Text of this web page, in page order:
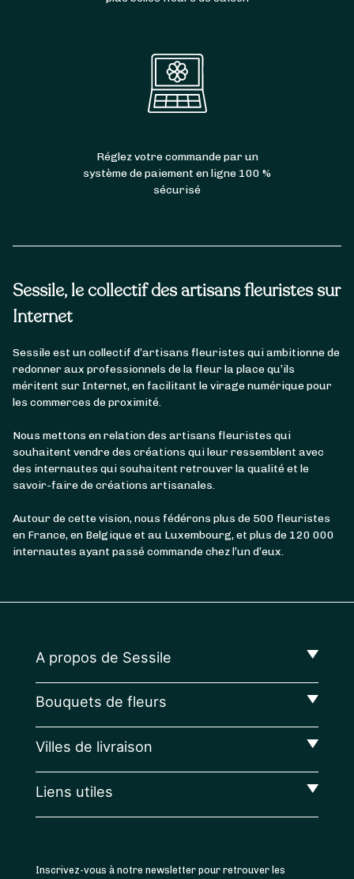
Sessile, le collectif des artisans fleuristes sur
Internet
Sessile est un collectif d’artisans fleuristes qui ambitionne de
redonner aux professionnels de la fleur la place qu’ils
méritent sur Internet, en facilitant le virage numérique pour
les commerces de proximité.
Nous mettons en relation des artisans fleuristes qui
souhaitent vendre des créations qui leur ressemblent avec
des internautes qui souhaitent retrouver la qualité et le
savoir-faire de créations artisanales.
Autour de cette vision, nous fédérons plus de 500 fleuristes
en France, en Belgique et au Luxembourg, et plus de 120 000
internautes ayant passé commande chez l’un d’eux.
Réglez votre commande par un
système de paiement en ligne 100 %
sécurisé
A propos de Sessile
Bouquets de fleurs
Villes de livraison
Liens utiles
Inscrivez-vous à notre newsletter pour retrouver les